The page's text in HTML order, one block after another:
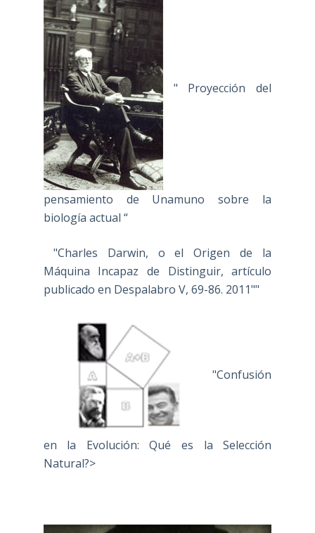
" Proyección del
pensamiento de Unamuno sobre la
biología actual “
"Charles Darwin, o el Origen de la
Máquina Incapaz de Distinguir, artículo
publicado en Despalabro V, 69-86. 2011""
"Confusión
en la Evolución: Qué es la Selección
Natural?>